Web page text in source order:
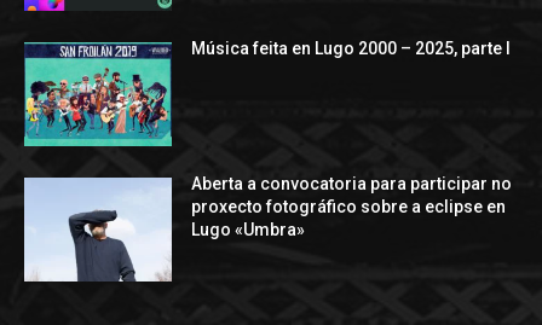
Música feita en Lugo 2000 – 2025, parte I
Aberta a convocatoria para participar no
proxecto fotográfico sobre a eclipse en
Lugo «Umbra»